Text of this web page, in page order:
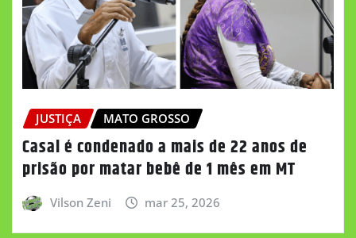
JUSTIÇA MATO GROSSO
Casal é condenado a mais de 22 anos de
prisão por matar bebê de 1 mês em MT
Vilson Zeni mar 25, 2026